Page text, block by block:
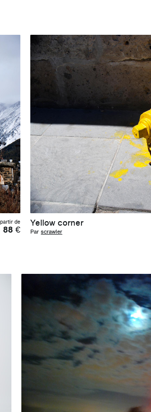
de
88€
Yellow corner
Par scrawler